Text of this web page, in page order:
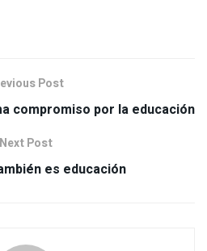
Post
compromiso por la educación
Next Post
es educación